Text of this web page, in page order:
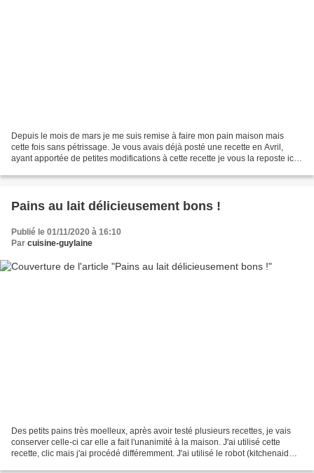
Depuis le mois de mars je me suis remise à faire mon pain maison mais
cette fois sans pétrissage. Je vous avais déjà posté une recette en Avril,
ayant apportée de petites modifications à cette recette je vous la reposte ici.
Pains au lait délicieusement bons !
Publié le 01/11/2020 à 16:10
Par cuisine-guylaine
Des petits pains très moelleux, après avoir testé plusieurs recettes, je vais
conserver celle-ci car elle a fait l'unanimité à la maison. J'ai utilisé cette
recette, clic mais j'ai procédé différemment. J'ai utilisé le robot (kitchenaid